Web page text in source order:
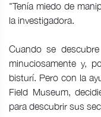
"Tenía miedo de
la investigadora.
Cuando se
minuciosamente y,
bisturí. Pero con la
Field Museum,
para descubrir sus